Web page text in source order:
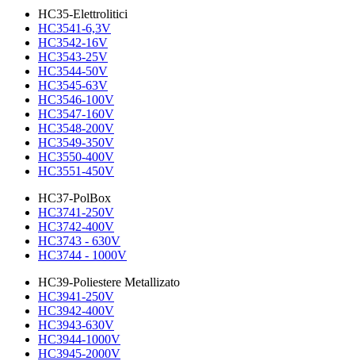
HC35-Elettrolitici
HC3541-6,3V
HC3542-16V
HC3543-25V
HC3544-50V
HC3545-63V
HC3546-100V
HC3547-160V
HC3548-200V
HC3549-350V
HC3550-400V
HC3551-450V
HC37-PolBox
HC3741-250V
HC3742-400V
HC3743 - 630V
HC3744 - 1000V
HC39-Poliestere Metallizato
HC3941-250V
HC3942-400V
HC3943-630V
HC3944-1000V
HC3945-2000V